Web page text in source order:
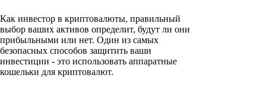
Как инвестор в криптовалюты, правильный
выбор ваших активов определит, будут ли они
прибыльными или нет. Один из самых
безопасных способов защитить ваши
инвестиции - это использовать аппаратные
кошельки для криптовалют.